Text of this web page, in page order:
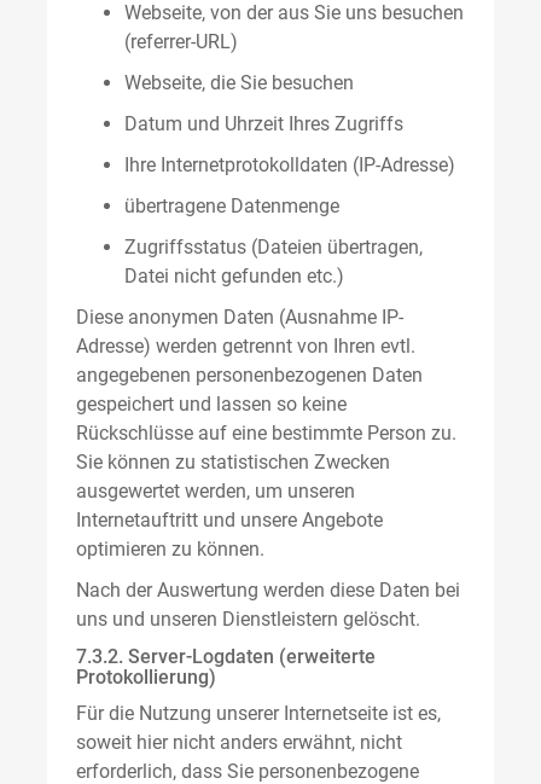
Webseite, von der aus Sie uns besuchen
(referrer-URL)
Webseite, die Sie besuchen
Datum und Uhrzeit Ihres Zugriffs
Ihre Internetprotokolldaten (IP-Adresse)
übertragene Datenmenge
Zugriffsstatus (Dateien übertragen,
Datei nicht gefunden etc.)
Diese anonymen Daten (Ausnahme IP-
Adresse) werden getrennt von Ihren evtl.
angegebenen personenbezogenen Daten
gespeichert und lassen so keine
Rückschlüsse auf eine bestimmte Person zu.
Sie können zu statistischen Zwecken
ausgewertet werden, um unseren
Internetauftritt und unsere Angebote
optimieren zu können.
Nach der Auswertung werden diese Daten bei
uns und unseren Dienstleistern gelöscht.
7.3.2. Server-Logdaten (erweiterte
Protokollierung)
Für die Nutzung unserer Internetseite ist es,
soweit hier nicht anders erwähnt, nicht
erforderlich, dass Sie personenbezogene